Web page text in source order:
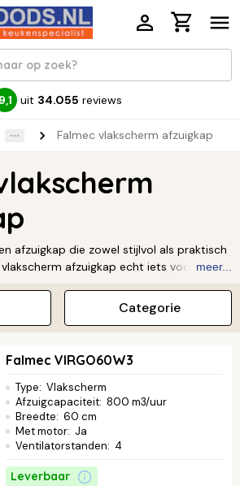
9,1 uit 34.055 reviews
Falmec vlakscherm afzuigkap
afzuigkap die zowel stijlvol als praktisch
afzuigkap echt iets voor jou!
Ze passen perfect in elke
Falmec in jouw keuken geniet je van
heerlijk frisse, geurvrije kookomgeving.
Ontdek zelf het assortiment
combinatie van functionaliteit en
meer...
Categorie
Falmec VIRGO60W3
Type: Vlakscherm
Afzuigcapaciteit: 800 m3/uur
Breedte: 60 cm
Met motor: Ja
Ventilatorstanden: 4
Leverbaar